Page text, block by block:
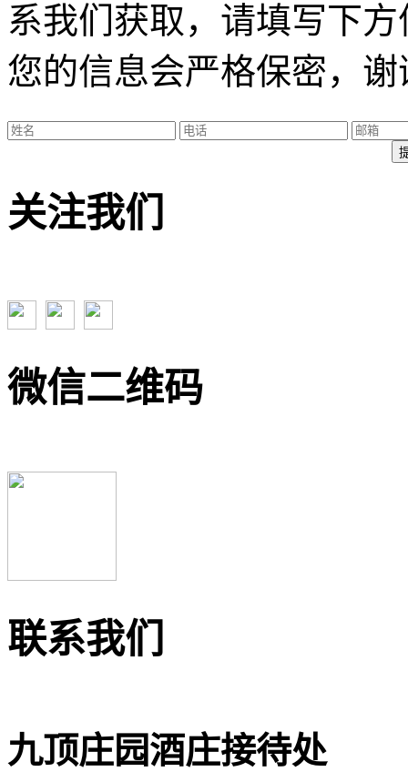
系我们获取，请填写下
您的信息会严格保密，
关注我们
微信二维码
联系我们
九顶庄园酒庄接待处